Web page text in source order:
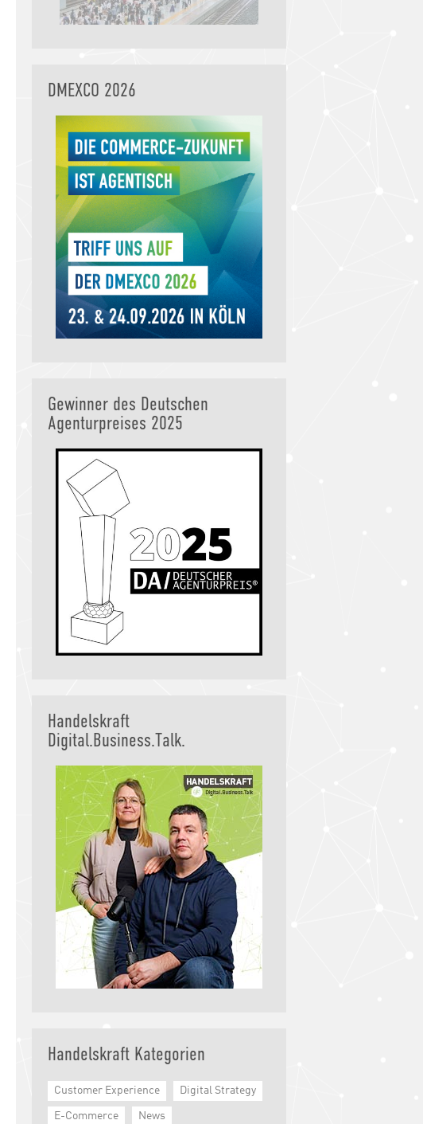
DMEXCO 2026
Gewinner des Deutschen
Agenturpreises 2025
Handelskraft
Digital.Business.Talk.
Handelskraft Kategorien
Customer Experience Digital Strategy
E-Commerce News